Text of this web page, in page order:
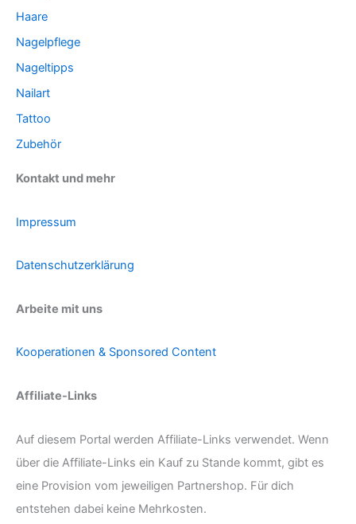
Haare
Nagelpflege
Nageltipps
Nailart
Tattoo
Zubehör
Kontakt und mehr
Impressum
Datenschutzerklärung
Arbeite mit uns
Kooperationen & Sponsored Content
Affiliate-Links
Auf diesem Portal werden Affiliate-Links verwendet. Wenn
über die Affiliate-Links ein Kauf zu Stande kommt, gibt es
eine Provision vom jeweiligen Partnershop. Für dich
entstehen dabei keine Mehrkosten.